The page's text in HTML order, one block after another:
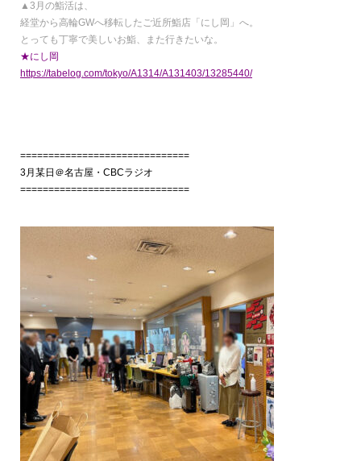
▲3月の鮨活は、
経堂から高輪GWへ移転したご近所鮨店「にし岡」へ。
とっても丁寧で美しいお鮨、また行きたいな。
★にし岡
https://tabelog.com/tokyo/A1314/A131403/13285440/
==============================
3月某日＠名古屋・CBCラジオ
==============================